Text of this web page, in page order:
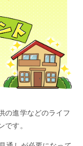
の進学などのライフ
です。